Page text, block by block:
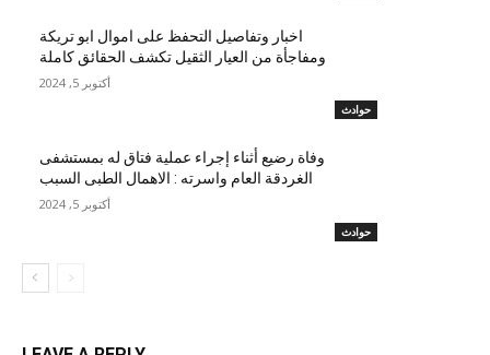
حوادث
اخبار وتفاصيل التحفظ على اموال ابو تريكة
ومفاجأة من العيار الثقيل تكشف الحقائق كاملة
أكتوبر 5, 2024
حوادث
وفاة رضيع أثناء إجراء عملية فتاق له بمستشفى
الغردقة العام واسرته : الاهمال الطبى السبب
أكتوبر 5, 2024